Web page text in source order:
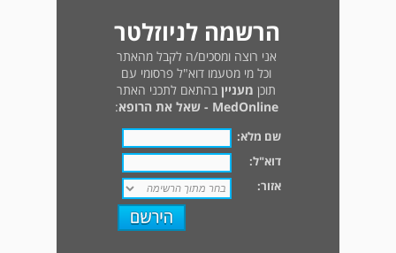
הרשמה לניוזלטר
אני רוצה ומסכים/ה לקבל מהאתר
וכל מי מטעמו דוא"ל פרסומי עם
תוכן מעניין בהתאם לתכני האתר
MedOnline - שאל את הרופא
:
שם מלא:
דוא"ל:
אזור: